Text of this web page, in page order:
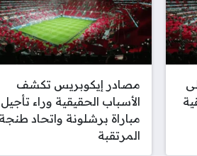
مصادر إيكوبريس تكشف
الأسباب الحقيقية وراء تأجيل
مباراة برشلونة واتحاد
المرتقبة